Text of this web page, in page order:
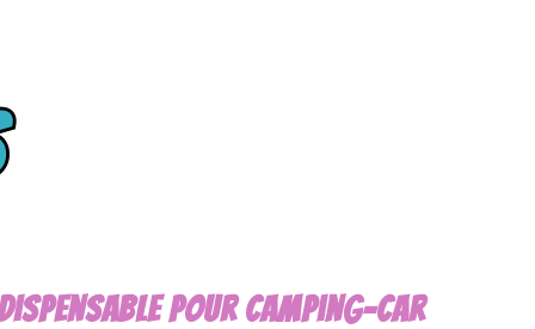
Pour Camping-Car